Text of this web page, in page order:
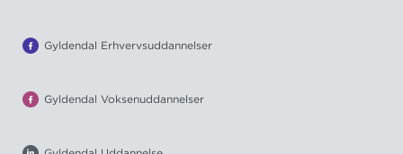
Gyldendal Erhvervsuddannelser
Gyldendal Voksenuddannelser